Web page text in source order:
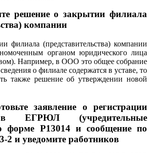
решение о закрытии филиала
компании
филиала (представительства) компании
органом юридического лица
Например, в ООО это общее собрание
о филиале содержатся в уставе, то
также решение об утверждении новой
заявление о регистрации
ЕГРЮЛ (учредительные
форме Р13014 и сообщение по
2 и уведомите работников